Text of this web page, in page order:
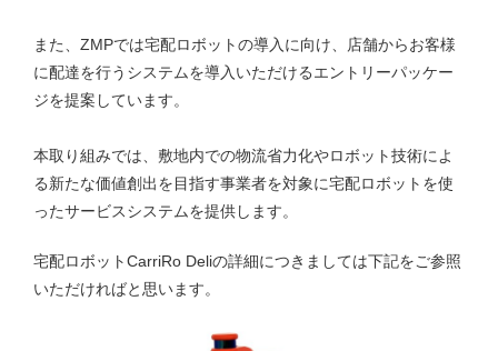
また、ZMPでは宅配ロボットの導入に向け、店舗からお客様
に配達を行うシステムを導入いただけるエントリーパッケー
ジを提案しています。
本取り組みでは、敷地内での物流省力化やロボット技術によ
る新たな価値創出を目指す事業者を対象に宅配ロボットを使
ったサービスシステムを提供します。
宅配ロボットCarriRo Deliの詳細につきましては下記をご参照
いただければと思います。